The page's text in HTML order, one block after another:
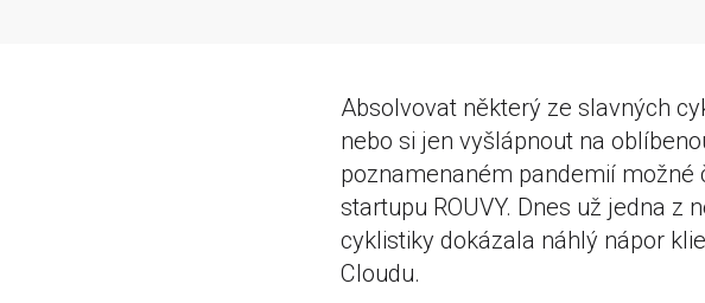
Absolvovat některý ze slavných
nebo si jen vyšlápnout na
poznamenaném pandemií
startupu ROUVY. Dnes už jedna
cyklistiky dokázala náhlý nápor
Cloudu.